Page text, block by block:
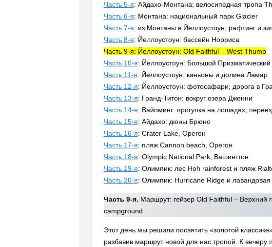
Часть 5-я: Айдахо-Монтана; велосипедная тропа
Часть 6-я: Монтана: национальный парк Glacier
Часть 7-я: из Монтаны в Йеллоустоун; рафтинг и
Часть 8-я: Йеллоустоун: бассейн Норриса
Часть 9-я: Йеллоустоун: Old Faithful – West Thumb
Часть 10-я: Йеллоустоун: Большой Призматический
Часть 11-я: Йеллоустоун: каньоны и долина Ламар
Часть 12-я: Йеллоустоун: фотосафари; дорога в
Часть 13-я: Гранд-Титон: вокруг озера Дженни
Часть 14-я: Вайоминг: прогулка на лошадях;
Часть 15-я: Айдахо: дюны Брюно
Часть 16-я: Crater Lake, Орегон
Часть 17-я: пляж Cannon beach, Орегон
Часть 18-я: Olympic National Park, Вашингтон
Часть 19-я: Олимпик: лес Hoh rainforest и пляж
Часть 20-я: Олимпик: Hurricane Ridge и
Часть 9-я. Маршрут: гейзер Old Faithful – Верхний
campground.
Этот день мы решили посвятить «золотой
разбавив маршрут новой для нас тропой. К вечеру